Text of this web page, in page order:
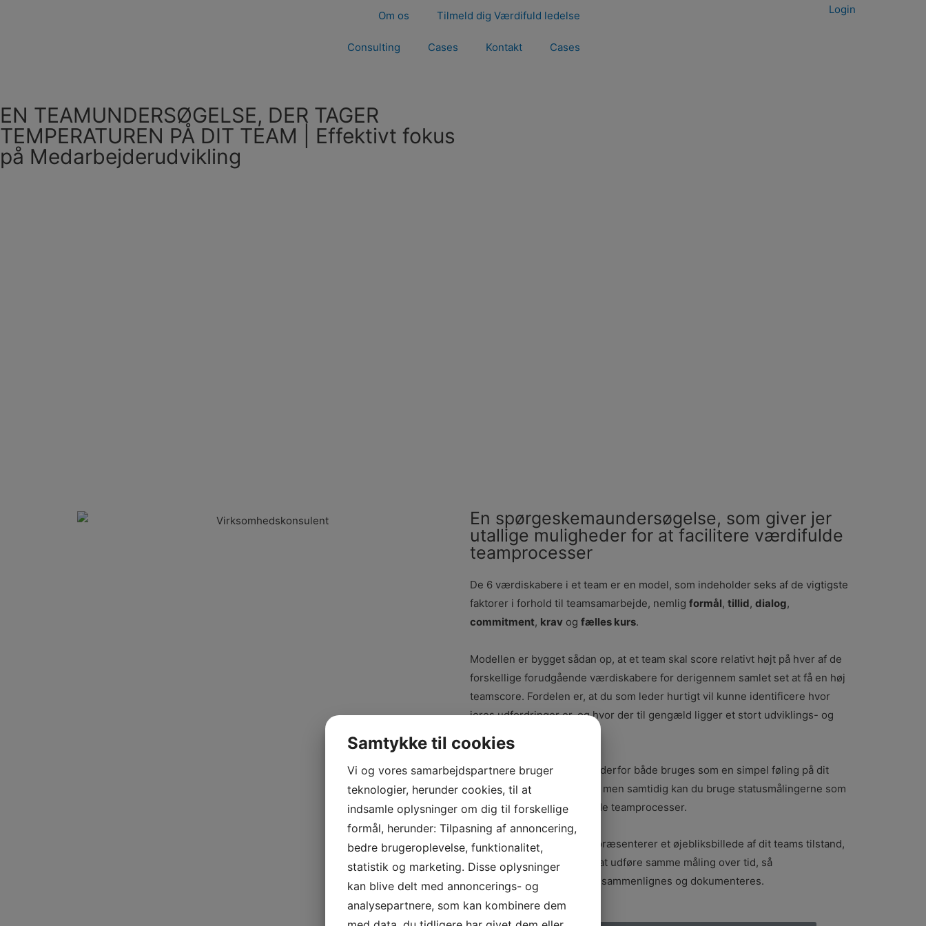
Om os Tilmeld dig Værdifuld ledelse
Consulting Cases Kontakt Cases
Login
EN TEAMUNDERSØGELSE, DER TAGER
TEMPERATUREN PÅ DIT TEAM | Effektivt fokus
på Medarbejderudvikling
En spørgeskemaundersøgelse, som giver jer
utallige muligheder for at facilitere værdifulde
teamprocesser
De 6 værdiskabere i et team er en model, som indeholder seks af de vigtigste
faktorer i forhold til teamsamarbejde, nemlig formål, tillid, dialog,
commitment, krav og fælles kurs.
Modellen er bygget sådan op, at et team skal score relativt højt på hver af de
forskellige forudgående værdiskabere for derigennem samlet set at få en høj
teamscore. Fordelen er, at du som leder hurtigt vil kunne identificere hvor
jeres udfordringer er, og hvor der til gengæld ligger et stort udviklings- og
forandringspotentiale.
Team Business Model kan derfor både bruges som en simpel føling på dit
teams nuværende tilstand, men samtidig kan du bruge statusmålingerne som
afsæt for utallige værdifulde teamprocesser.
Da Team Business Model præsenterer et øjebliksbillede af dit teams tilstand,
giver det ofte god mening at udføre samme måling over tid, så
forandringspotentialet kan sammenlignes og dokumenteres.
Samtykke til cookies
Vi og vores samarbejdspartnere bruger
teknologier, herunder cookies, til at
indsamle oplysninger om dig til forskellige
formål, herunder: Tilpasning af annoncering,
bedre brugeroplevelse, funktionalitet,
statistik og marketing. Disse oplysninger
kan blive delt med annoncerings- og
analysepartnere, som kan kombinere dem